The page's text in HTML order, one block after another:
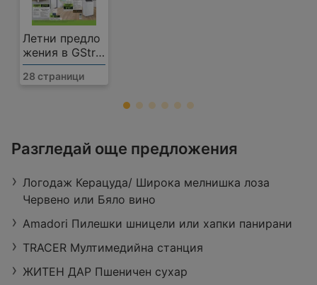
Летни предло
жения в GStro
y с валидност
до 16.08.2026
28 страници
Северна промишлена зона 3, 9200
Работно време: Отворен в момента
Разстояние: 17,44 km
Разгледай още предложения
Логодаж Керацуда/ Широка мелнишка лоза
Червено или Бяло вино
Amadori Пилешки шницели или хапки панирани
TRACER Мултимедийна станция
ЖИТЕН ДАР Пшеничен сухар